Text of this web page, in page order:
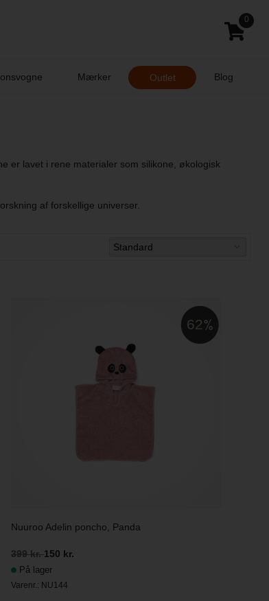
0
Mærker Outlet Blog
er lavet i rene materialer som silikone, økologisk
af forskellige universer.
62
Nuuroo Adelin poncho, Panda
399 kr.150 kr.
På lager
Varenr.: NU144